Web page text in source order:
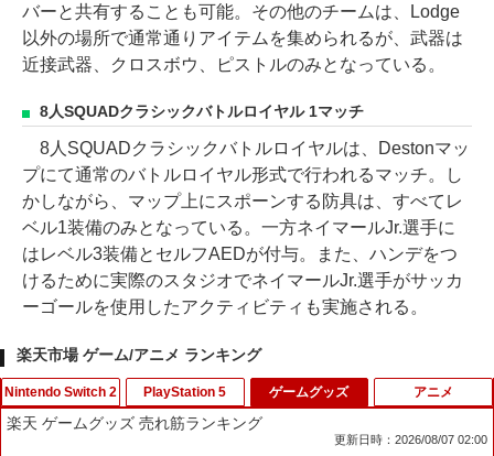
バーと共有することも可能。その他のチームは、Lodge
以外の場所で通常通りアイテムを集められるが、武器は
近接武器、クロスボウ、ピストルのみとなっている。
8人SQUADクラシックバトルロイヤル 1マッチ
8人SQUADクラシックバトルロイヤルは、Destonマッ
プにて通常のバトルロイヤル形式で行われるマッチ。し
かしながら、マップ上にスポーンする防具は、すべてレ
ベル1装備のみとなっている。一方ネイマールJr.選手に
はレベル3装備とセルフAEDが付与。また、ハンデをつ
けるために実際のスタジオでネイマールJr.選手がサッカ
ーゴールを使用したアクティビティも実施される。
楽天市場 ゲーム/アニメ ランキング
Nintendo Switch 2 PlayStation 5 ゲームグッズ
楽天 ゲームグッズ 売れ筋ランキング
更新日時：2026/08/07 02:00
アニメ